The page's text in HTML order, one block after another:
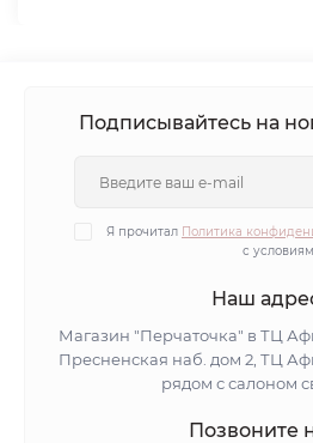
Подписывайтесь на
Я прочитал Политика
с
Наш
Магазин "Перчаточка" в ТЦ
Пресненская наб. дом 2, ТЦ
рядом с салоном
Позвоните